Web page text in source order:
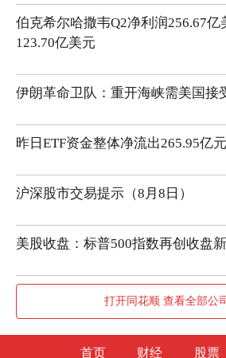
伯克希尔哈撒韦Q2净利润256.67
123.70亿美元
伊朗革命卫队：重开海峡需美国接
昨日ETF资金整体净流出265.95亿元
沪深股市交易提示（8月8日）
美股收盘：标普500指数再创收盘
打开同花顺 查看全部公
首页 财经 股票